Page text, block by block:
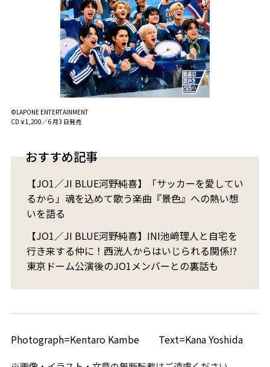
©LAPONE ENTERTAINMENT
CD￥1,200／6 月3 日発売
おすすめ記事
【JO1／JI BLUE河野純喜】「サッカーを愛してい
るから」魂を込めて歌う楽曲『景色』への熱い想
いを語る
【JO1／JI BLUE河野純喜】INI池﨑理人と自宅を
行き来する仲に！西洸人からはいじられる関係!?
東京ドーム公演後のJO1メンバーとの裏話も
Photograph=Kentaro Kambe Text=Kana Yoshida